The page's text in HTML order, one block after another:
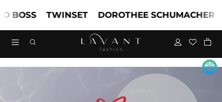
TWINSET DOROTHEE SCHUMACHER